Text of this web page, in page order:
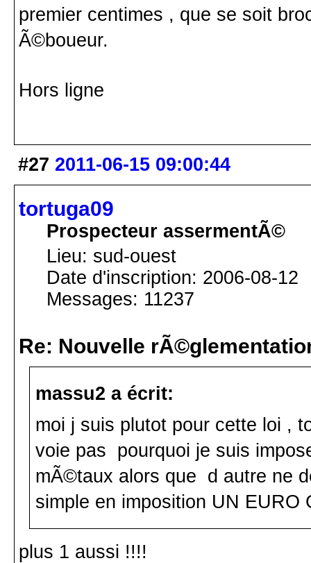
premier centimes , que se soit
Ã©boueur.
Hors ligne
#27 2011-06-15 09:00:44
tortuga09
Prospecteur assermentÃ©
Lieu: sud-ouest
Date d'inscription: 2006-08-12
Messages: 11237
Re: Nouvelle
massu2 a écrit:
moi j suis plutot pour cette loi ,
voie pas pourquoi je suis
mÃ©taux alors que d autre ne
simple en imposition UN
plus 1 aussi !!!!